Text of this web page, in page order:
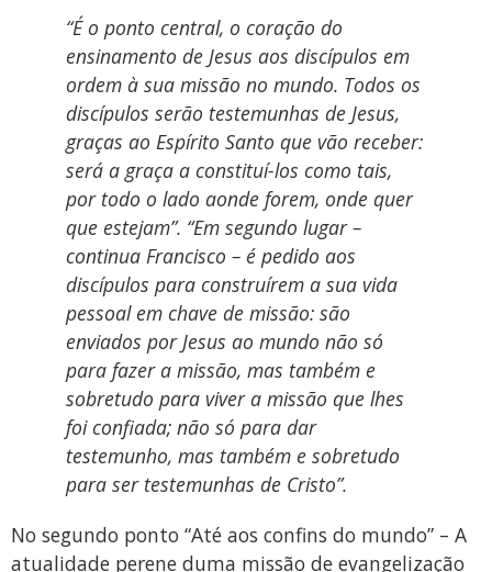
“É o ponto central, o coração do
ensinamento de Jesus aos discípulos em
ordem à sua missão no mundo. Todos os
discípulos serão testemunhas de Jesus,
graças ao Espírito Santo que vão receber:
será a graça a constituí-los como tais,
por todo o lado aonde forem, onde quer
que estejam”. “Em segundo lugar –
continua Francisco – é pedido aos
discípulos para construírem a sua vida
pessoal em chave de missão: são
enviados por Jesus ao mundo não só
para fazer a missão, mas também e
sobretudo para viver a missão que lhes
foi confiada; não só para dar
testemunho, mas também e sobretudo
para ser testemunhas de Cristo”.
No segundo ponto “Até aos confins do mundo” – A
atualidade perene duma missão de evangelização